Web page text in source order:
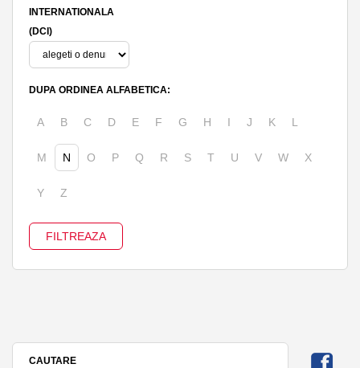
INTERNATIONALA
(DCI)
DUPA ORDINEA ALFABETICA:
A B C D E F G H I J K L
M N O P Q R S T U V W X
Y Z
CAUTARE